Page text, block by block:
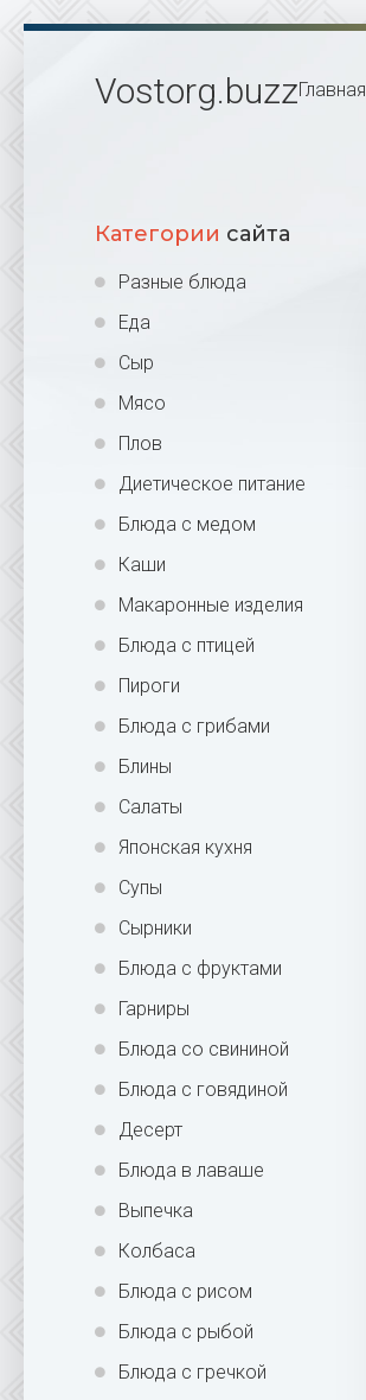
Vostorg.buzzГлавная
Категории сайта
Разные блюда
Еда
Сыр
Мясо
Плов
Диетическое питание
Блюда с медом
Каши
Макаронные изделия
Блюда с птицей
Пироги
Блюда с грибами
Блины
Салаты
Японская кухня
Супы
Сырники
Блюда с фруктами
Гарниры
Блюда со свининой
Блюда с говядиной
Десерт
Блюда в лаваше
Выпечка
Колбаса
Блюда с рисом
Блюда с рыбой
Блюда с гречкой